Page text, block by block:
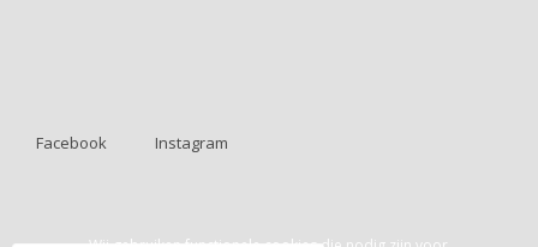
Facebook Instagram